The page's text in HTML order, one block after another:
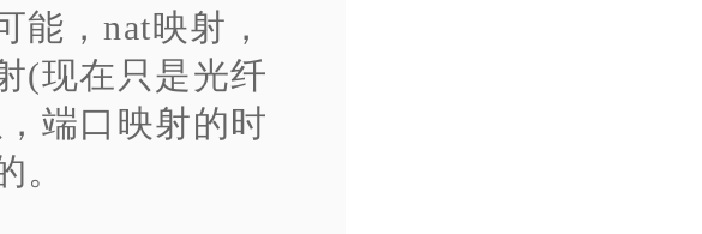
能，nat映射，
(现在只是光纤
端口映射的时
。